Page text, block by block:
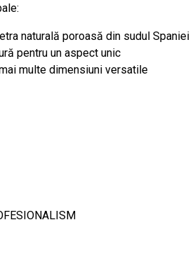
naturală poroasă din sudul Spaniei
pentru un aspect unic
multe dimensiuni versatile